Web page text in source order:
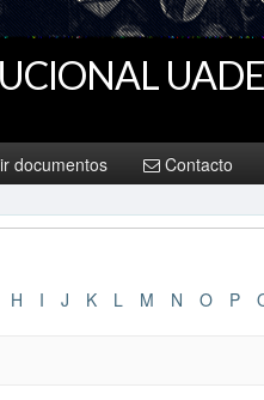
UADE
documentos Contacto
H I J K L M N O P